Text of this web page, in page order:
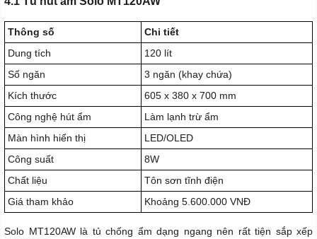
Thông số
Chi tiết
Dung tích
120 lít
Số ngăn
3 ngăn (khay chứa)
Kích thước
605 x 380 x 700 mm
Công nghệ hút ẩm
Làm lạnh trừ ẩm
Màn hình hiển thị
LED/OLED
Công suất
8W
Chất liệu
Tôn sơn tĩnh điện
Giá tham khảo
Khoảng 5.600.000 VNĐ
Solo MT120AW là tủ chống ẩm dạng ngang nên rất tiện sắp xếp